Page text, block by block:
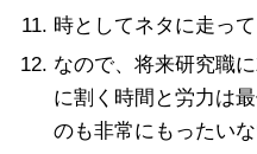
時としてネタに走って
なので、将来研究職
に割く時間と労力は
のも非常にもったい